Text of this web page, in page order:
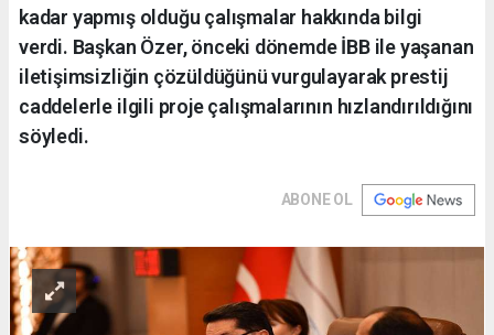
kadar yapmış olduğu çalışmalar hakkında bilgi
verdi. Başkan Özer, önceki dönemde İBB ile yaşanan
iletişimsizliğin çözüldüğünü vurgulayarak prestij
caddelerle ilgili proje çalışmalarının hızlandırıldığını
söyledi.
ABONE OL